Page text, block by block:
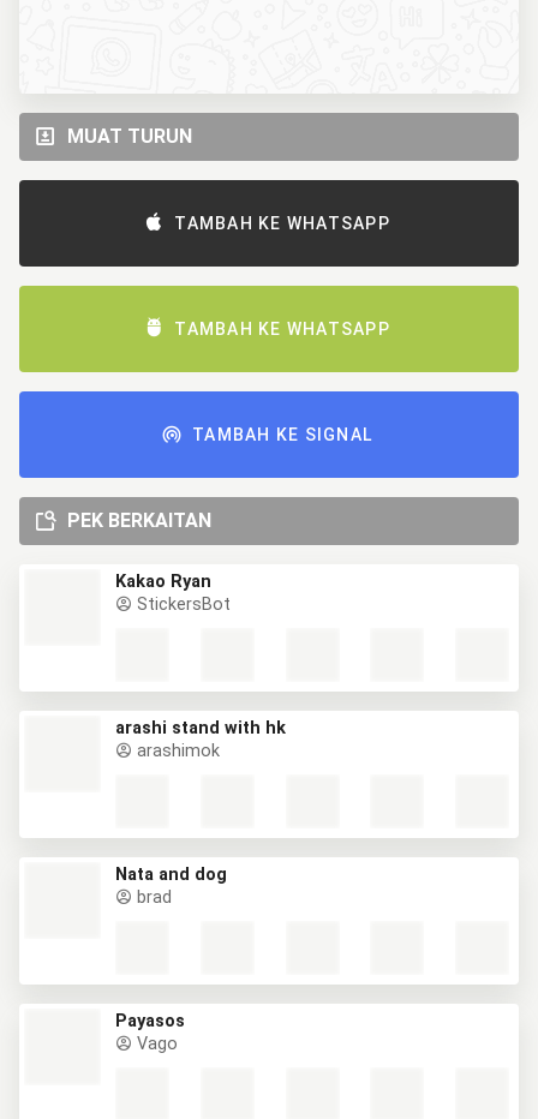
MUAT TURUN
TAMBAH KE WHATSAPP
TAMBAH KE WHATSAPP
TAMBAH KE SIGNAL
PEK BERKAITAN
Kakao Ryan
StickersBot
arashi stand with hk
arashimok
Nata and dog
brad
Payasos
Vago